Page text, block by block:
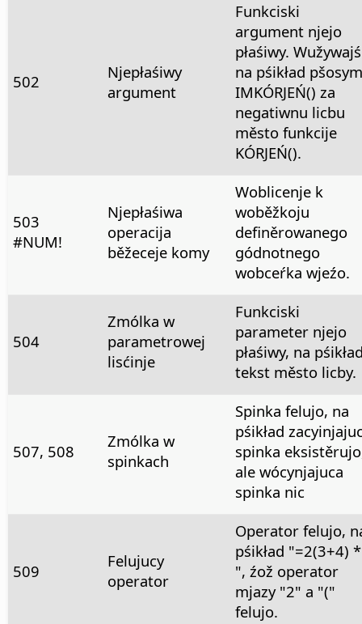
502
Njepłaśiwy
argument
Funkciski
argument njejo
płaśiwy.
na pśikład pšosym
IMKÓRJEŃ() za
negatiwnu licbu
město funkcije
KÓRJEŃ().
503
#NUM!
Njepłaśiwa
operacija
běžeceje komy
Woblicenje k
woběžkoju
definěrowanego
gódnotnego
wobceŕka wjeźo.
504
Zmólka w
parametrowej
lisćinje
Funkciski
parameter njejo
płaśiwy, na
tekst město licby.
507, 508
Zmólka w
spinkach
Spinka felujo, na
pśikład
spinka
ale wócynjajuca
spinka nic
509
Felujucy
operator
Operator felujo,
pśikład "=2(3+4) *
", źož operator
mjazy "2" a "("
felujo.